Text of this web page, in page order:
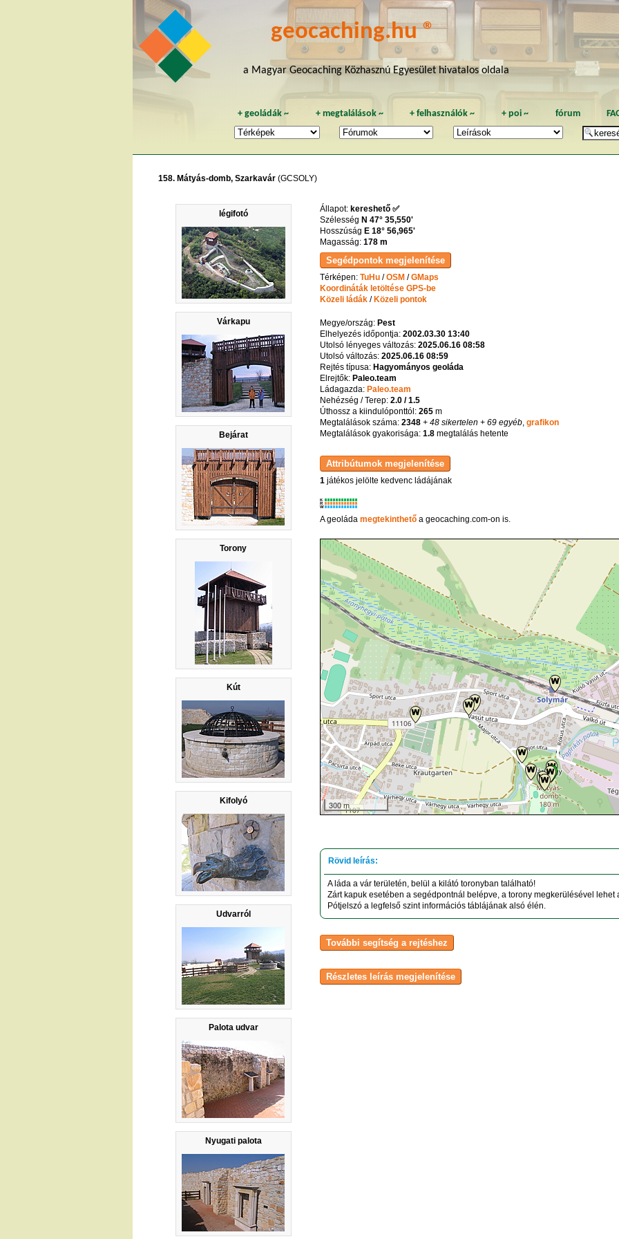
geocaching.hu ®
a Magyar Geocaching Közhasznú Egyesület hivatalos oldala
+geoládák ~ + megtalálások~ +felhasználók ~ + poi~ fórum
158. Mátyás-domb, Szarkavár (GCSOLY)
légifotó
Várkapu
Bejárat
Torony
Kút
Kifolyó
Udvarról
Palota udvar
Nyugati palota
Állapot: kereshető ✅
Szélesség N 47° 35,550'
Hosszúság E 18° 56,965'
Magasság: 178 m
Térképen: TuHu/OSM /GMaps
Koordináták letöltése GPS-be
Közeli ládák/ Közeli pontok
Megye/ország: Pest
Elhelyezés időpontja: 2002.03.30 13:40
Utolsó lényeges változás: 2025.06.16 08:58
Utolsó változás: 2025.06.16 08:59
Rejtés típusa: Hagyományos geoláda
Elrejtők: Paleo.team
Ládagazda: Paleo.team
Nehézség / Terep: 2.0 / 1.5
Úthossz a kiindulóponttól: 265m
Megtalálások száma: 2348+ 48 sikertelen + 69 egyéb, grafikon
Megtalálások gyakorisága: 1.8megtalálás hetente
1játékos jelölte kedvenc ládájának
K
R
W
A geoláda megtekinthetőa geocaching.com-on is.
300 m
A láda a vár területén, belül a kilátó toronyban található!
Zárt kapuk esetében a segédpontnál belépve, a torony megkerülésével lehet
Pótjelszó a legfelső szint információs táblájának alsó élén.